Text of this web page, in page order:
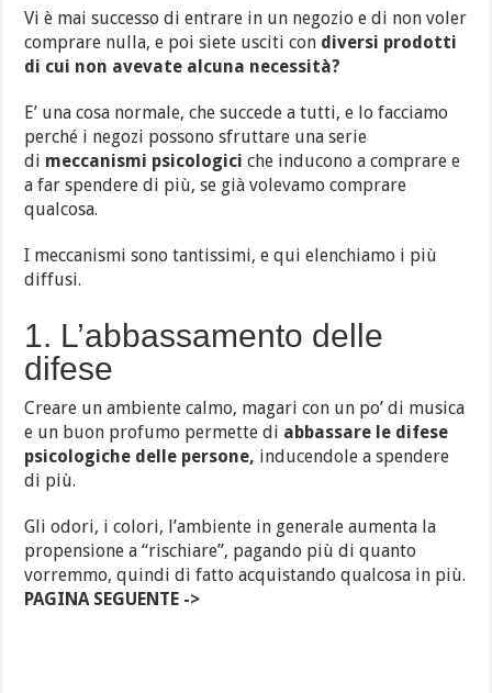
Vi è mai successo di entrare in un negozio e di non voler
comprare nulla, e poi siete usciti con diversi prodotti
di cui non avevate alcuna necessità?
E’ una cosa normale, che succede a tutti, e lo facciamo
perché i negozi possono sfruttare una serie
di meccanismi psicologiciche inducono a comprare e
a far spendere di più, se già volevamo comprare
qualcosa.
I meccanismi sono tantissimi, e qui elenchiamo i più
diffusi.
1. L’abbassamento delle
difese
Creare un ambiente calmo, magari con un po’ di musica
e un buon profumo permette di abbassare le difese
psicologiche delle persone, inducendole a spendere
di più.
Gli odori, i colori, l’ambiente in generale aumenta la
propensione a “rischiare”, pagando più di quanto
vorremmo, quindi di fatto acquistando qualcosa in più.
PAGINA SEGUENTE ->